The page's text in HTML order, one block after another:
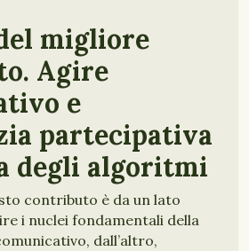
migliore
Agire
e
partecipativa
degli algoritmi
contributo è da un lato
i nuclei fondamentali della
dall’altro,